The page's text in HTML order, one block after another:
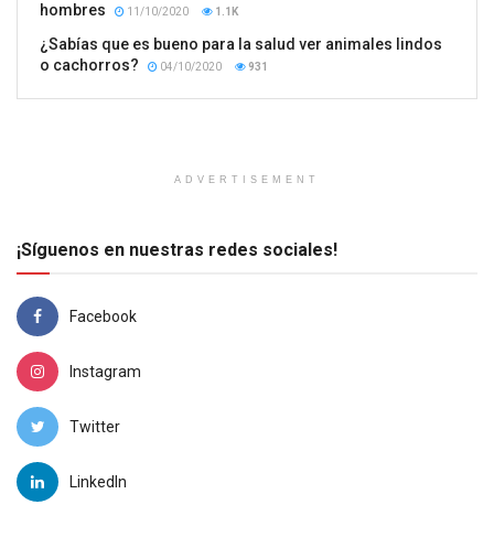
hombres
11/10/2020 1.1K
¿Sabías que es bueno para la salud ver animales lindos
o cachorros?
04/10/2020 931
ADVERTISEMENT
¡Síguenos en nuestras redes sociales!
Facebook
Instagram
Twitter
LinkedIn